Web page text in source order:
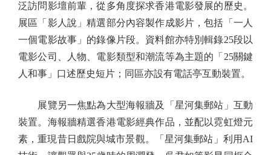
泛訪問影壇前輩，從多角度探求香港電影發展的歷史。
展區「影人說」精選部分內容製作成影片，包括「一人
一個電影故事」的錄像片段。資料館亦特別輯錄25段以
電影公司、人物、電影類型和潮流等為主題的「25關鍵
人和事」口述歷史短片；同區亦設有電話亭互動裝置。
展覽另一焦點為大型海報牆及「星河集郵站」互動
裝置。海報牆精選香港電影經典作品，並配以霓虹燈元
素，重現昔日戲院與城市景觀。「星河集郵站」利用AI